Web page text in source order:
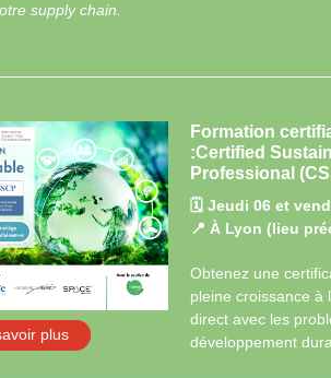
supply chain.
plus
Formation
:Certified
Professional
🗓️ Jeudi 06 et
📍 À Lyon (lieu
Obtenez une
pleine croissance à
direct avec les
développement